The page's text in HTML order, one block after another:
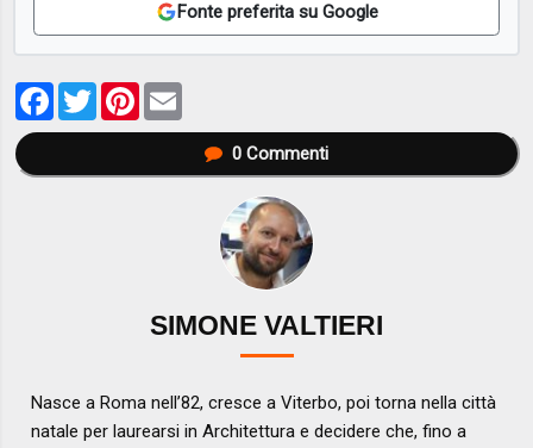
Fonte preferita su Google
Facebook
TwitterPinterest
0Commenti
SIMONE VALTIERI
Nasce a Roma nell’82, cresce a Viterbo, poi torna nella città
natale per laurearsi in Architettura e decidere che, fino a